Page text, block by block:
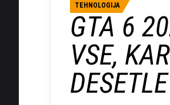
TEHNOLOGIJA
GTA 6
VSE,